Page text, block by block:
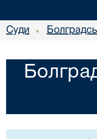
Суди •